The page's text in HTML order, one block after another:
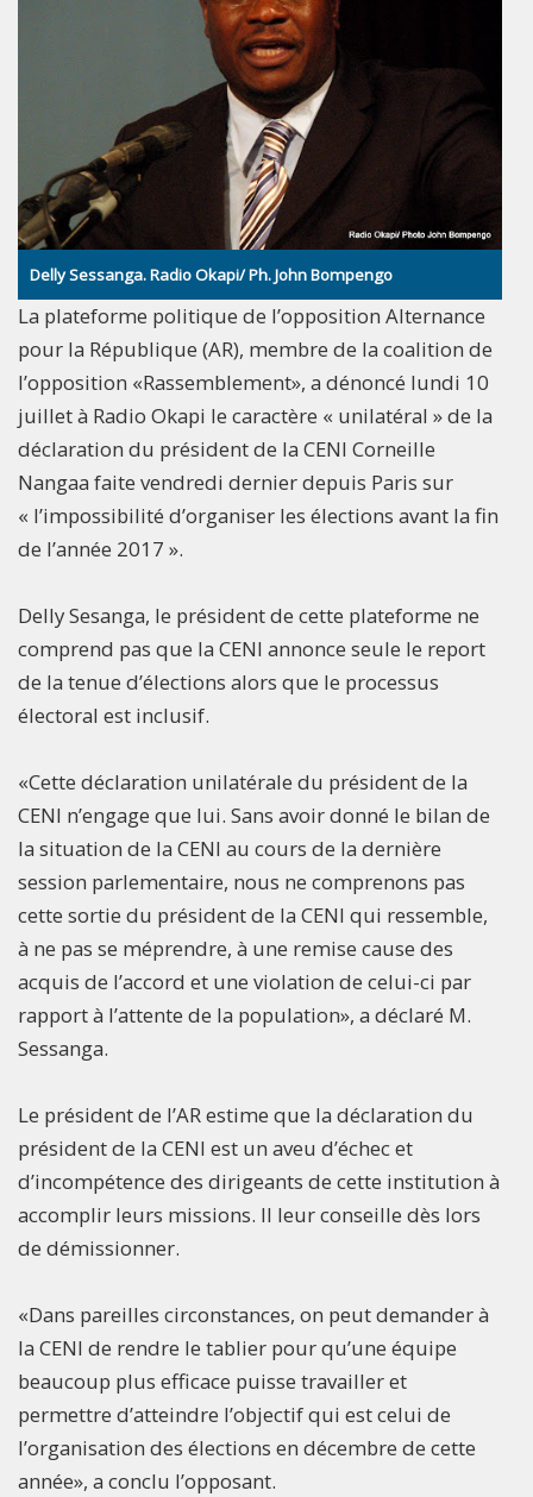
Delly Sessanga. Radio Okapi/ Ph. John Bompengo
La plateforme politique de l’opposition Alternance
pour la République (AR), membre de la coalition de
l’opposition «Rassemblement», a dénoncé lundi 10
juillet à Radio Okapi le caractère « unilatéral » de la
déclaration du président de la CENI Corneille
Nangaa faite vendredi dernier depuis Paris sur
« l’impossibilité d’organiser les élections avant la fin
de l’année 2017 ».
Delly Sesanga, le président de cette plateforme ne
comprend pas que la CENI annonce seule le report
de la tenue d’élections alors que le processus
électoral est inclusif.
«Cette déclaration unilatérale du président de la
CENI n’engage que lui. Sans avoir donné le bilan de
la situation de la CENI au cours de la dernière
session parlementaire, nous ne comprenons pas
cette sortie du président de la CENI qui ressemble,
à ne pas se méprendre, à une remise cause des
acquis de l’accord et une violation de celui-ci par
rapport à l’attente de la population», a déclaré M.
Sessanga.
Le président de l’AR estime que la déclaration du
président de la CENI est un aveu d’échec et
d’incompétence des dirigeants de cette institution à
accomplir leurs missions. Il leur conseille dès lors
de démissionner.
«Dans pareilles circonstances, on peut demander à
la CENI de rendre le tablier pour qu’une équipe
beaucoup plus efficace puisse travailler et
permettre d’atteindre l’objectif qui est celui de
l’organisation des élections en décembre de cette
année», a conclu l’opposant.